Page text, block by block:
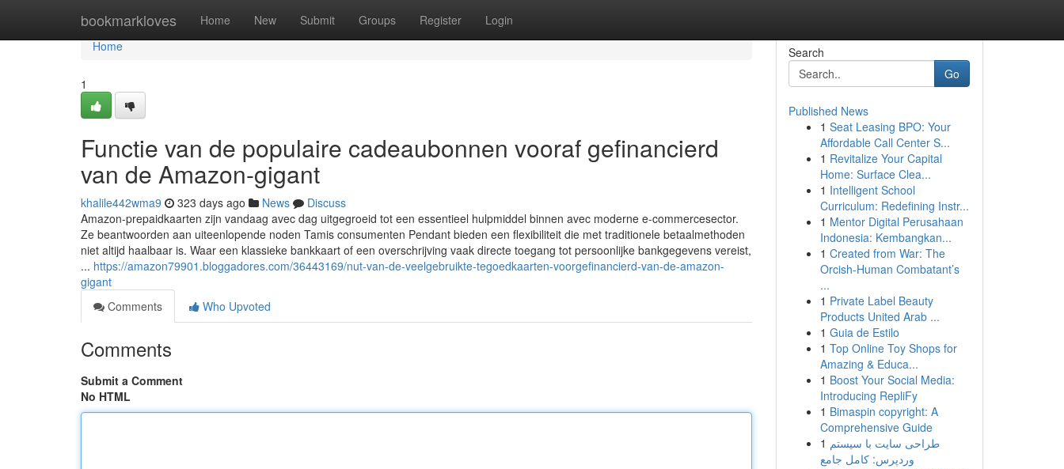
bookmarkloves Home New Submit Groups Register Login
Home
Home
1
Functie van de populaire cadeaubonnen vooraf gefinancierd
van de Amazon-gigant
khalile442wma9 323 days ago News
Discuss
Amazon-prepaidkaarten zijn vandaag avec dag uitgegroeid tot een essentieel hulpmiddel binnen avec moderne e-commercesector.
Ze beantwoorden aan uiteenlopende noden Tamis consumenten Pendant bieden een flexibiliteit die met traditionele betaalmethoden
niet altijd haalbaar is. Waar een klassieke bankkaart of een overschrijving vaak directe toegang tot persoonlijke bankgegevens vereist,
... https://amazon79901.bloggadores.com/36443169/nut-van-de-veelgebruikte-tegoedkaarten-voorgefinancierd-van-de-amazon-
gigant
Comments
Who Upvoted
Comments
Submit a Comment
No HTML
Search
Go
Published News
1 Seat Leasing BPO: Your
Affordable Call Center S...
1 Revitalize Your Capital
Home: Surface Clea...
1 Intelligent School
Curriculum: Redefining Instr...
1 Mentor Digital Perusahaan
Indonesia: Kembangkan...
1 Created from War: The
Orcish-Human Combatant’s
...
1 Private Label Beauty
Products United Arab ...
1 Guia de Estilo
1 Top Online Toy Shops for
Amazing & Educa...
1 Boost Your Social Media:
Introducing RepliFy
1 Bimaspin copyright: A
Comprehensive Guide
1 طراحی سایت با سیستم
وردپرس: کامل جامع